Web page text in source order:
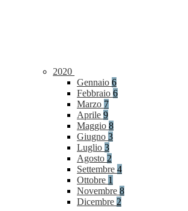
2020
Gennaio 6
Febbraio 6
Marzo 7
Aprile 9
Maggio 8
Giugno 3
Luglio 3
Agosto 2
Settembre 4
Ottobre 1
Novembre 8
Dicembre 2